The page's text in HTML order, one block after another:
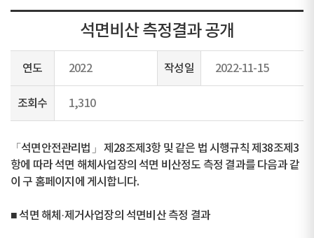
석면비산 측정결과 공개
연도 2022 작성일 2022-11-15
조회수 1,310
「석면안전관리법」 제28조제3항 및 같은 법 시행규칙 제38조제3
항에 따라 석면 해체사업장의 석면 비산정도 측정 결과를 다음과 같
이 구 홈페이지에 게시합니다.
■ 석면 해체·제거사업장의 석면비산 측정 결과